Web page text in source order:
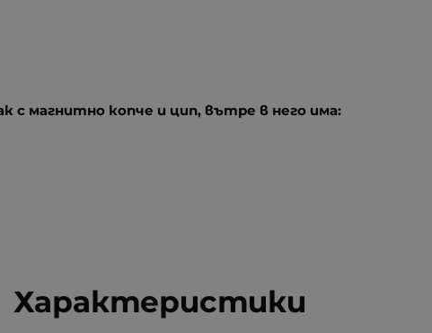
с магнитно копче и цип, вътре в него има:
Характеристики